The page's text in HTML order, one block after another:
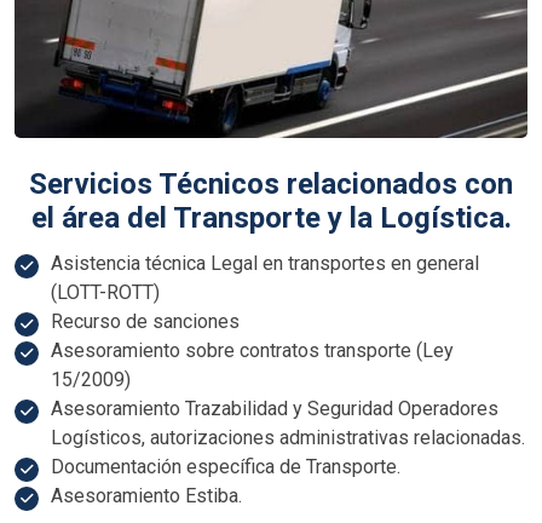
Servicios Técnicos relacionados con
el área del Transporte y la Logística.
Asistencia técnica Legal en transportes en general
(LOTT-ROTT)
Recurso de sanciones
Asesoramiento sobre contratos transporte (Ley
15/2009)
Asesoramiento Trazabilidad y Seguridad Operadores
Logísticos, autorizaciones administrativas relacionadas.
Documentación específica de Transporte.
Asesoramiento Estiba.